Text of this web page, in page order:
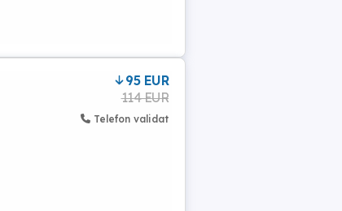
95 EUR
114 EUR
Telefon validat